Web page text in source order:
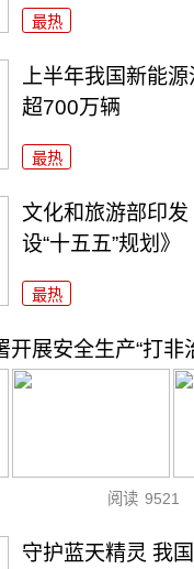
最热
上半年我国新能
超700万辆
最热
文化和旅游部印
设“十五五”规划》
最热
开展安全生产“打非
阅读 9521
守护蓝天精灵 我